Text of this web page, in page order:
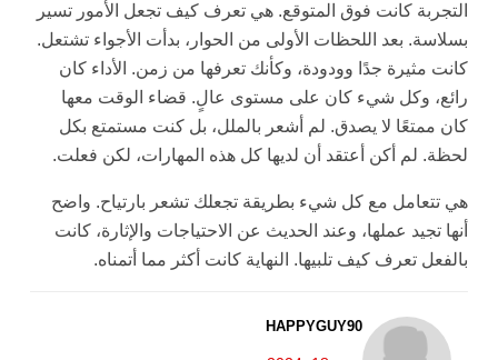
التجربة كانت فوق المتوقع. هي تعرف كيف تجعل الأمور تسير
بسلاسة. بعد اللحظات الأولى من الحوار، بدأت الأجواء تشتعل.
كانت مثيرة جدًا وودودة، وكأنك تعرفها من زمن. الأداء كان
رائع، وكل شيء كان على مستوى عالٍ. قضاء الوقت معها
كان ممتعًا لا يصدق. لم أشعر بالملل، بل كنت مستمتع بكل
لحظة. لم أكن أعتقد أن لديها كل هذه المهارات، لكن فعلت.
هي تتعامل مع كل شيء بطريقة تجعلك تشعر بارتياح. واضح
أنها تجيد عملها، وعند الحديث عن الاحتياجات والإثارة، كانت
بالفعل تعرف كيف تلبيها. النهاية كانت أكثر مما أتمناه.
HAPPYGUY90